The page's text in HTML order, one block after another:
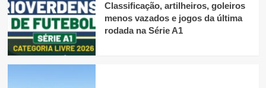
Classificação, artilheiros, goleiros
menos vazados e jogos da última
rodada na Série A1